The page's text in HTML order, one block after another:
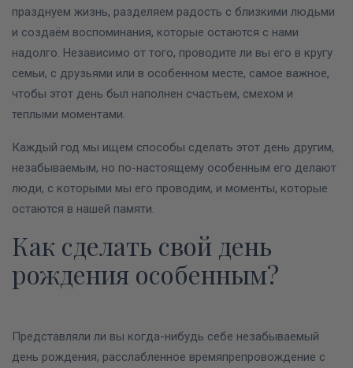
празднуем жизнь, разделяем радость с близкими людьми
и создаём воспоминания, которые остаются с нами
надолго. Независимо от того, проводите ли вы его в кругу
семьи, с друзьями или в особенном месте, самое важное,
чтобы этот день был наполнен счастьем, смехом и
теплыми моментами.
Каждый год мы ищем способы сделать этот день другим,
незабываемым, но по-настоящему особенным его делают
люди, с которыми мы его проводим, и моменты, которые
остаются в нашей памяти.
Как сделать свой день
рождения особенным?
Представляли ли вы когда-нибудь себе незабываемый
день рождения, расслабленное времяпрепровождение с